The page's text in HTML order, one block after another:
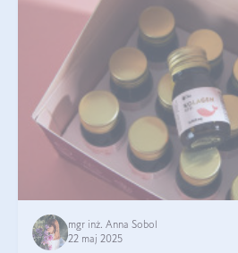
mgr inż. Anna Sobol
22 maj 2025